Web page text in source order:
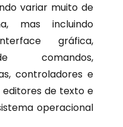
variar muito de
mas incluindo
gráfica,
comandos,
controladores e
de texto e
operacional